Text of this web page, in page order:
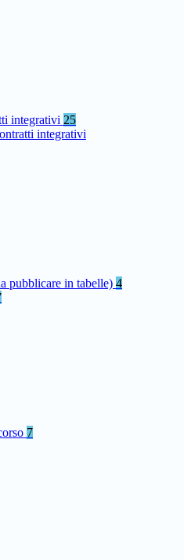
integrativi 25
integrativi
pubblicare in tabelle) 4
7